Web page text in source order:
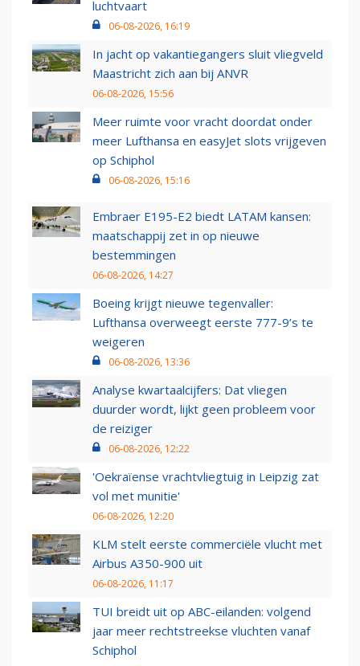
luchtvaart
06-08-2026, 16:19
In jacht op vakantiegangers sluit vliegveld
Maastricht zich aan bij ANVR
06-08-2026, 15:56
Meer ruimte voor vracht doordat onder
meer Lufthansa en easyJet slots vrijgeven
op Schiphol
06-08-2026, 15:16
Embraer E195-E2 biedt LATAM kansen:
maatschappij zet in op nieuwe
bestemmingen
06-08-2026, 14:27
Boeing krijgt nieuwe tegenvaller:
Lufthansa overweegt eerste 777-9’s te
weigeren
06-08-2026, 13:36
Analyse kwartaalcijfers: Dat vliegen
duurder wordt, lijkt geen probleem voor
de reiziger
06-08-2026, 12:22
'Oekraïense vrachtvliegtuig in Leipzig zat
vol met munitie'
06-08-2026, 12:20
KLM stelt eerste commerciële vlucht met
Airbus A350-900 uit
06-08-2026, 11:17
TUI breidt uit op ABC-eilanden: volgend
jaar meer rechtstreekse vluchten vanaf
Schiphol